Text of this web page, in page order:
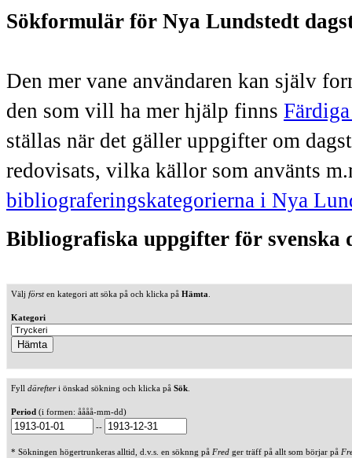
Sökformulär för Nya Lundstedt
Den mer vane användaren kan själv
den som vill ha mer hjälp finns
ställas när det gäller uppgifter om
redovisats, vilka källor som använts
bibliograferingskategorierna i Nya
Bibliografiska uppgifter för svenska
Välj försten kategori att söka på och klicka på Hämta
Kategori
Fyll därefteri önskad sökning och klicka på Sök
Period (i formen: åååå-mm-dd)
--
* Sökningen högertrunkeras alltid, d.v.s. en söknng på Fred ger träff på allt som börjar på